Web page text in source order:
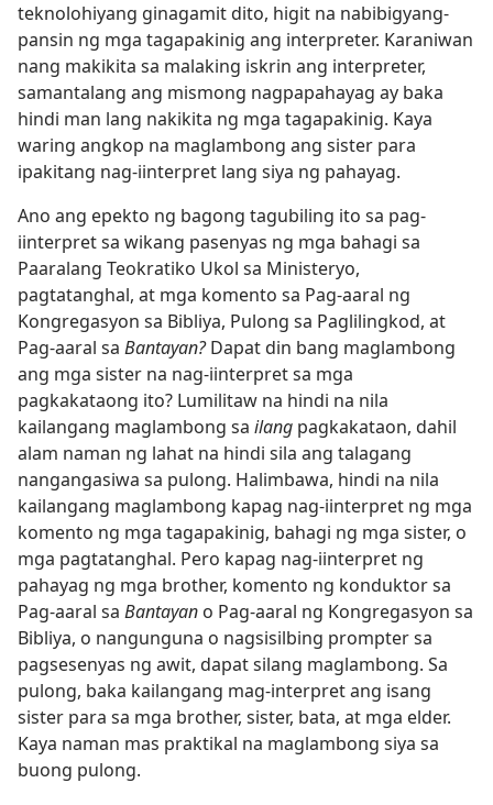
teknolohiyang ginagamit dito, higit na nabibigyang-
pansin ng mga tagapakinig ang interpreter. Karaniwan
nang makikita sa malaking iskrin ang interpreter,
samantalang ang mismong nagpapahayag ay baka
hindi man lang nakikita ng mga tagapakinig. Kaya
waring angkop na maglambong ang sister para
ipakitang nag-iinterpret lang siya ng pahayag.
Ano ang epekto ng bagong tagubiling ito sa pag-
iinterpret sa wikang pasenyas ng mga bahagi sa
Paaralang Teokratiko Ukol sa Ministeryo,
pagtatanghal, at mga komento sa Pag-aaral ng
Kongregasyon sa Bibliya, Pulong sa Paglilingkod, at
Pag-aaral sa Bantayan?Dapat din bang maglambong
ang mga sister na nag-iinterpret sa mga
pagkakataong ito? Lumilitaw na hindi na nila
kailangang maglambong sa ilang pagkakataon, dahil
alam naman ng lahat na hindi sila ang talagang
nangangasiwa sa pulong. Halimbawa, hindi na nila
kailangang maglambong kapag nag-iinterpret ng mga
komento ng mga tagapakinig, bahagi ng mga sister, o
mga pagtatanghal. Pero kapag nag-iinterpret ng
pahayag ng mga brother, komento ng konduktor sa
Pag-aaral sa Bantayan o Pag-aaral ng Kongregasyon sa
Bibliya, o nangunguna o nagsisilbing prompter sa
pagsesenyas ng awit, dapat silang maglambong. Sa
pulong, baka kailangang mag-interpret ang isang
sister para sa mga brother, sister, bata, at mga elder.
Kaya naman mas praktikal na maglambong siya sa
buong pulong.